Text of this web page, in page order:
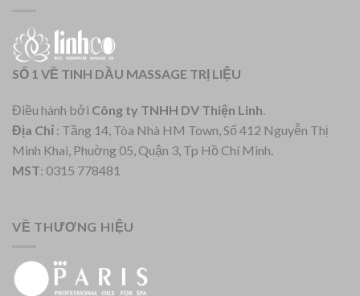
SỐ 1 VỀ TINH DẦU MASSAGE TRỊ LIỆU
Điều hành bởi Công ty TNHH DV Thiện Linh.
Địa Chỉ : Tầng 14, Tòa Nhà HM Town, Số 412 Nguyễn Thị
Minh Khai, Phuờng 05, Quận 3, Tp Hồ Chí Minh.
MST: 0315 778481
VỀ THƯƠNG HIỆU